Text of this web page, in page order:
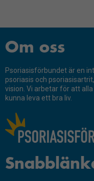
Om oss
Psoriasisförbundet är en
psoriasis och
vision. Vi arbetar för att
kunna leva ett bra liv.